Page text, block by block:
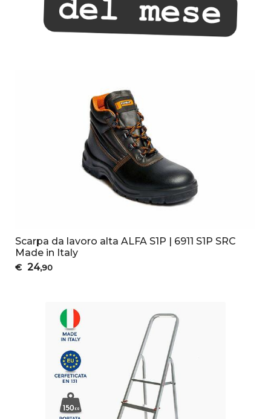
Scarpa da lavoro alta ALFA S1P | 6911 S1P SRC
Made in Italy
€ 24,90